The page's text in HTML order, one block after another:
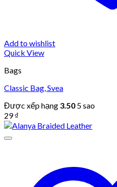
Add to wishlist
Quick View
Bags
Classic Bag, Svea
Được xếp hạng 3.50 5 sao
29₫